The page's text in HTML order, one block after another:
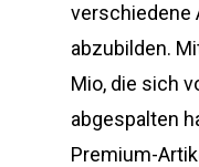
verschiedene
abzubilden.
Mio, die sich
abgespalten
Premium-